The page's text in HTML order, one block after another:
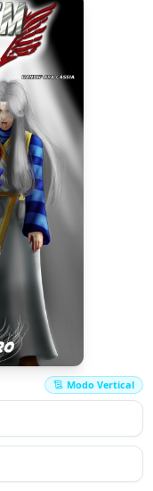
Modo Vertical